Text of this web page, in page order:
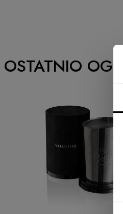
OSTATNIO